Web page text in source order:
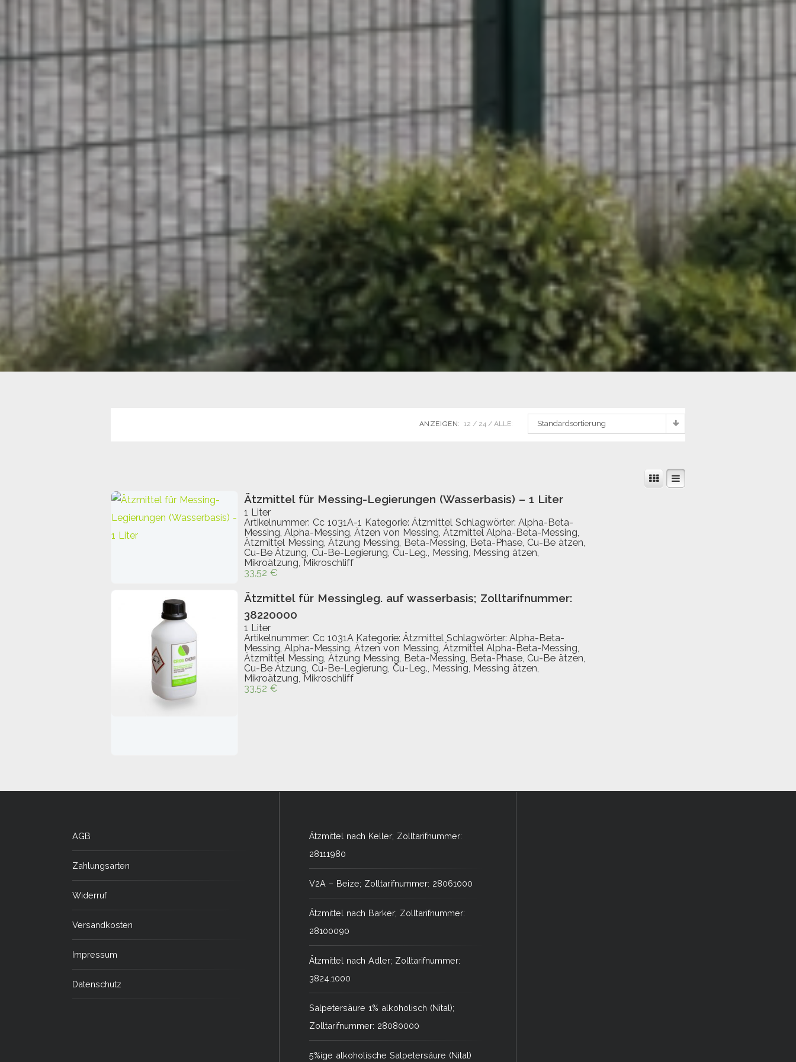
Standardsortierung
ANZEIGEN: 12 24 ALLE:
IN DEN WARENKORB
Ätzmittel für Messing-Legierungen (Wasserbasis) – 1 Liter
1 Liter
Artikelnummer: Cc 1031A-1 Kategorie: Ätzmittel Schlagwörter: Alpha-Beta-
Messing, Alpha-Messing, Ätzen von Messing, Ätzmittel Alpha-Beta-Messing,
Ätzmittel Messing, Ätzung Messing, Beta-Messing, Beta-Phase, Cu-Be ätzen,
Cu-Be Ätzung, Cu-Be-Legierung, Cu-Leg., Messing, Messing ätzen,
Mikroätzung, Mikroschliff
33,52 €
Ätzmittel für Messingleg. auf wasserbasis; Zolltarifnummer:
38220000
1 Liter
Artikelnummer: Cc 1031A Kategorie: Ätzmittel Schlagwörter: Alpha-Beta-
Messing, Alpha-Messing, Ätzen von Messing, Ätzmittel Alpha-Beta-Messing,
Ätzmittel Messing, Ätzung Messing, Beta-Messing, Beta-Phase, Cu-Be ätzen,
Cu-Be Ätzung, Cu-Be-Legierung, Cu-Leg., Messing, Messing ätzen,
Mikroätzung, Mikroschliff
33,52 €
AGB
Zahlungsarten
Widerruf
Versandkosten
Impressum
Datenschutz
Ätzmittel nach Keller; Zolltarifnummer:
28111980
V2A – Beize; Zolltarifnummer: 28061000
Ätzmittel nach Barker; Zolltarifnummer:
28100090
Ätzmittel nach Adler; Zolltarifnummer:
3824.1000
Salpetersäure 1% alkoholisch (Nital);
Zolltarifnummer: 28080000
5%ige alkoholische Salpetersäure (Nital)